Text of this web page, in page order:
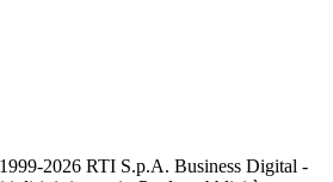
2026 RTI S.p.A. Business Digital -